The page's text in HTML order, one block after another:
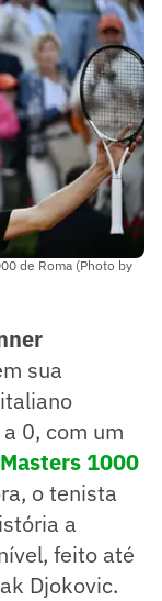
de Roma (Photo by
sua
0, com um
Masters 1000
o tenista
a
feito até
Djokovic.